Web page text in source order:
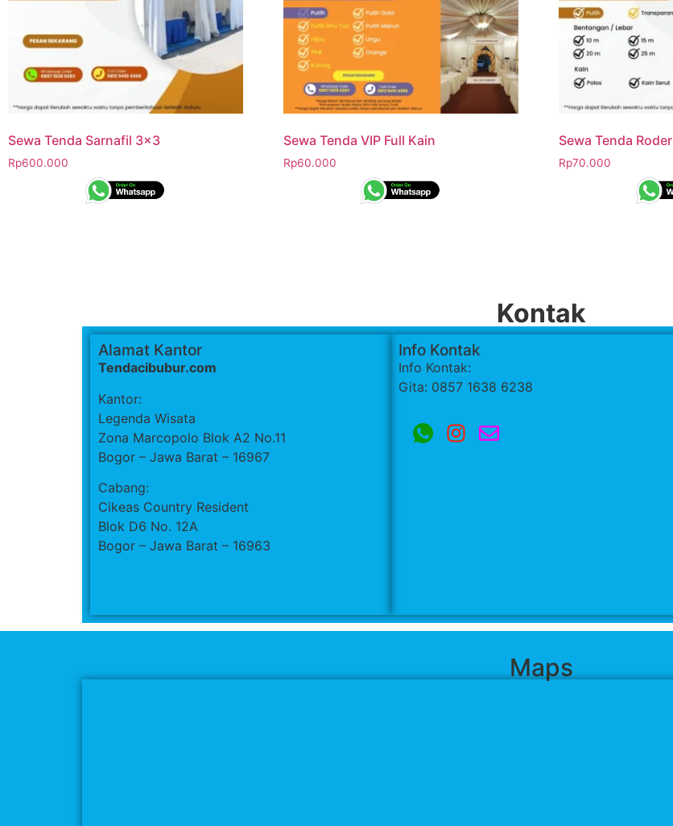
Sewa Tenda Sarnafil 3×3
Rp600.000
Sewa Tenda VIP Full Kain
Rp60.000
Sewa Tenda Roder
Rp70.000
Kontak
Alamat Kantor
Tendacibubur.com
Kantor:
Legenda Wisata
Zona Marcopolo Blok A2 No.11
Bogor – Jawa Barat – 16967
Cabang:
Cikeas Country Resident
Blok D6 No. 12A
Bogor – Jawa Barat – 16963
Info Kontak
Info Kontak:
Gita: 0857 1638 6238
Maps